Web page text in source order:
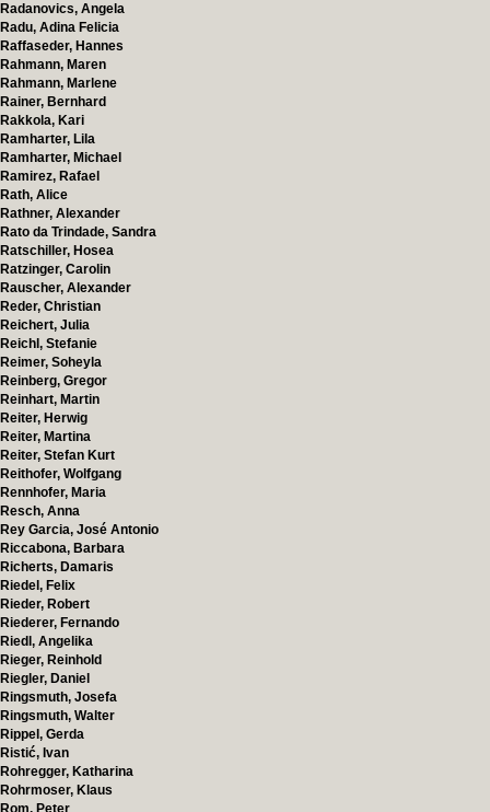
Radanovics, Angela
Radu, Adina Felicia
Raffaseder, Hannes
Rahmann, Maren
Rahmann, Marlene
Rainer, Bernhard
Rakkola, Kari
Ramharter, Lila
Ramharter, Michael
Ramirez, Rafael
Rath, Alice
Rathner, Alexander
Rato da Trindade, Sandra
Ratschiller, Hosea
Ratzinger, Carolin
Rauscher, Alexander
Reder, Christian
Reichert, Julia
Reichl, Stefanie
Reimer, Soheyla
Reinberg, Gregor
Reinhart, Martin
Reiter, Herwig
Reiter, Martina
Reiter, Stefan Kurt
Reithofer, Wolfgang
Rennhofer, Maria
Resch, Anna
Rey Garcia, José Antonio
Riccabona, Barbara
Richerts, Damaris
Riedel, Felix
Rieder, Robert
Riederer, Fernando
Riedl, Angelika
Rieger, Reinhold
Riegler, Daniel
Ringsmuth, Josefa
Ringsmuth, Walter
Rippel, Gerda
Ristić, Ivan
Rohregger, Katharina
Rohrmoser, Klaus
Rom, Peter